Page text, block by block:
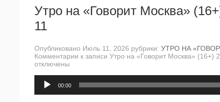
Утро на «Говорит Москва»
11
Опубликовано Июль 11, 2026 рубрики: УТРО НА
Комментарии к записи Утро на «Говорит Москва» (16+)
отключены
00:00